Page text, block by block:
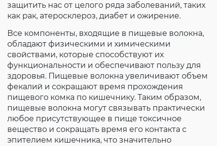
защитить нас от целого ряда заболеваний, таких
как рак, атеросклероз, диабет и ожирение.
Все компоненты, входящие в пищевые волокна,
обладают физическими и химическими
свойствами, которые способствуют их
функциональности и обеспечивают пользу для
здоровья. Пищевые волокна увеличивают объем
фекалий и сокращают время прохождения
пищевого комка по кишечнику. Таким образом,
пищевые волокна могут связывать практически
любое присутствующее в пище токсичное
вещество и сокращать время его контакта с
эпителием кишечника, что значительно